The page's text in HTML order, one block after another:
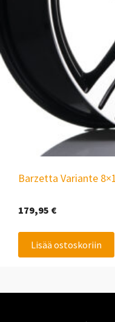
Barzetta Variante
179,95 €
Lisää ostoskoriin